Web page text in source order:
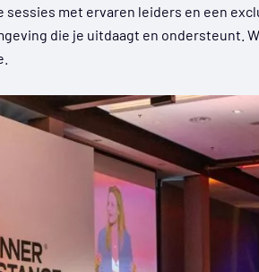
sessies met ervaren leiders en een
die je uitdaagt en ondersteunt.